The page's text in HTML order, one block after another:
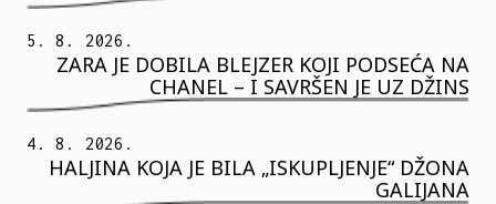
5. 8. 2026.
ZARA JE DOBILA BLEJZER KOJI PODSEĆA NA
CHANEL – I SAVRŠEN JE UZ DŽINS
4. 8. 2026.
HALJINA KOJA JE BILA „ISKUPLJENJE“ DŽONA
GALIJANA